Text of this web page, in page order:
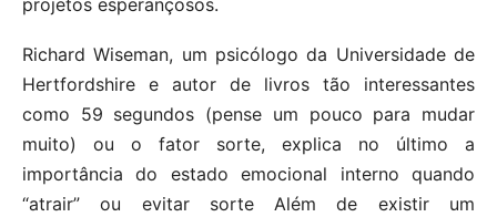
projetos esperançosos.
Richard Wiseman, um psicólogo da Universidade de
Hertfordshire e autor de livros tão interessantes
como 59 segundos (pense um pouco para mudar
muito) ou o fator sorte, explica no último a
importância do estado emocional interno quando
“atrair” ou evitar sorte Além de existir um